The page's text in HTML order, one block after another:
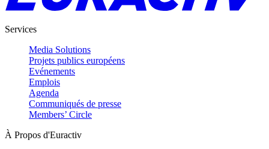
Services
Media Solutions
Projets publics européens
Evénements
Emplois
Agenda
Communiqués de presse
Members’ Circle
À Propos d'Euractiv